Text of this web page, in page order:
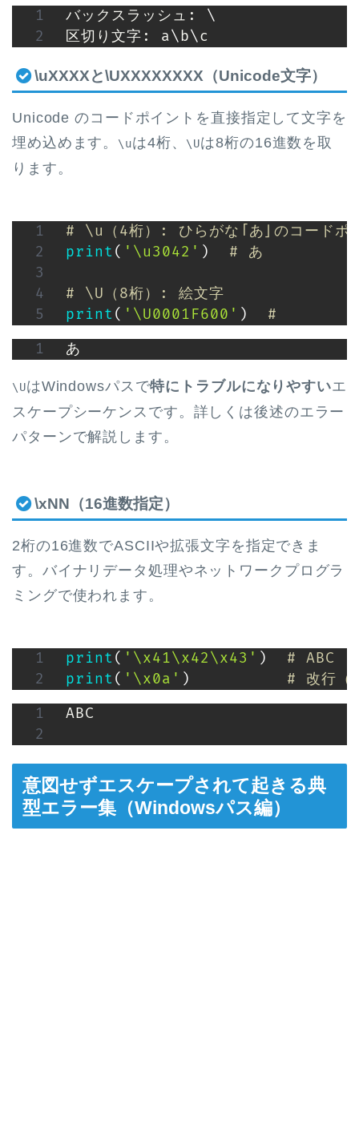
バックスラッシュ: \
区切り文字: a\ b\c
\uXXXXと\UXXXXXXXX（Unicode文字）
Unicode のコードポイントを直接指定して文字を
埋め込めます。
\uは4桁、 \Uは8桁の16進数を取
ります。
# \u（4桁）: ひらがな「あ」のコードポ
print ( '\u3042' ) # あ
# \U（8桁）: 絵文字
print ( '\U0001F600' ) #
\UはWindowsパスで特にトラブルになりやすいエ
スケープシーケンスです。詳しくは後述のエラー
パターンで解説します。
\xNN（16進数指定）
2桁の16進数でASCIIや拡張文字を指定できま
す。バイナリデータ処理やネットワークプログラ
ミングで使われます。
print ( '\x41\x42\x43' )
# ABC
print ( '\x0a' ) # 改行（
ABC
意図せずエスケープされて起きる典
型エラー集（Windowsパス編）